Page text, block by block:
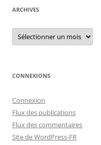
ARCHIVES
Archives
CONNEXIONS
Connexion
Flux des publications
Flux des commentaires
Site de WordPress-FR